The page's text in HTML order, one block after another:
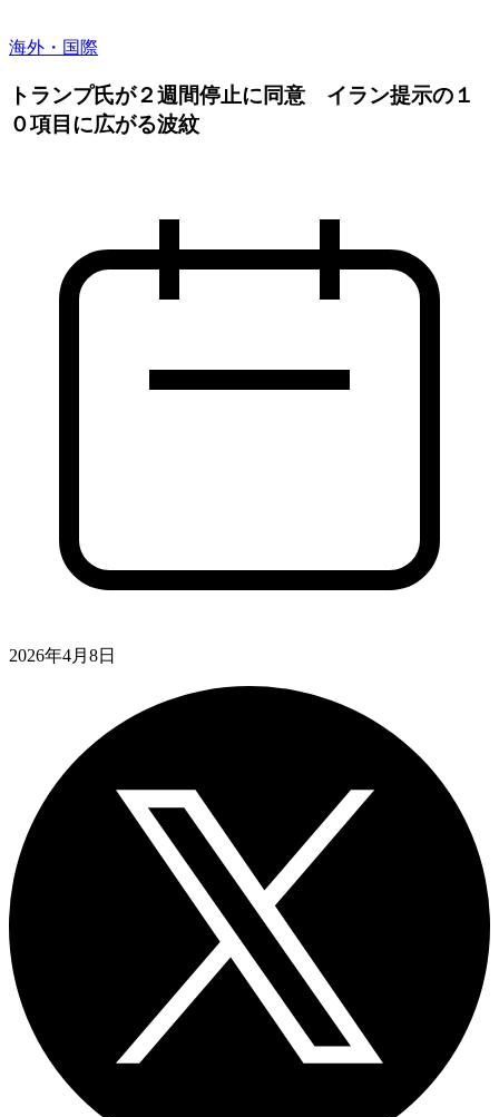
海外・国際
トランプ氏が２週間停止に同意 イラン提示の１
０項目に広がる波紋
2026年4月8日